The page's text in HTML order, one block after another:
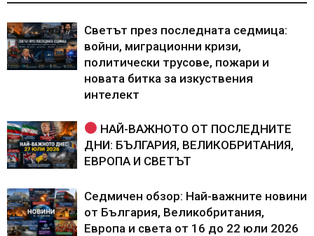
Светът през последната седмица:
войни, миграционни кризи,
политически трусове, пожари и
новата битка за изкуствения
интелект
НАЙ-ВАЖНОТО ОТ ПОСЛЕДНИТЕ
ДНИ: БЪЛГАРИЯ, ВЕЛИКОБРИТАНИЯ,
ЕВРОПА И СВЕТЪТ
Седмичен обзор: Най-важните новини
от България, Великобритания,
Европа и света от 16 до 22 юли 2026